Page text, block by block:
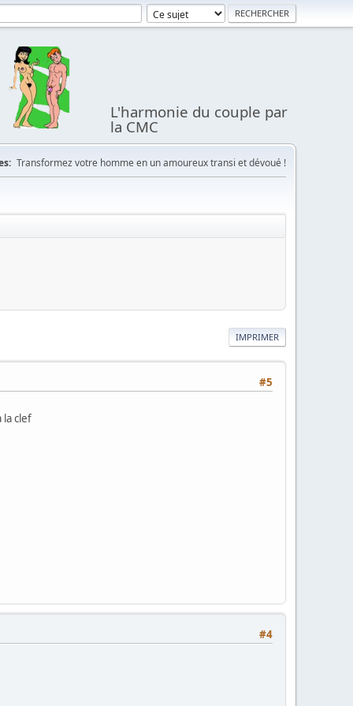
L'harmonie du couple par
la CMC
Transformez votre homme en un amoureux transi et dévoué !
IMPRIMER
#5
la clef
#4